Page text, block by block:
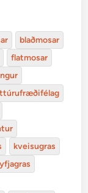
blaðmosar
flatmosar
kveisugras